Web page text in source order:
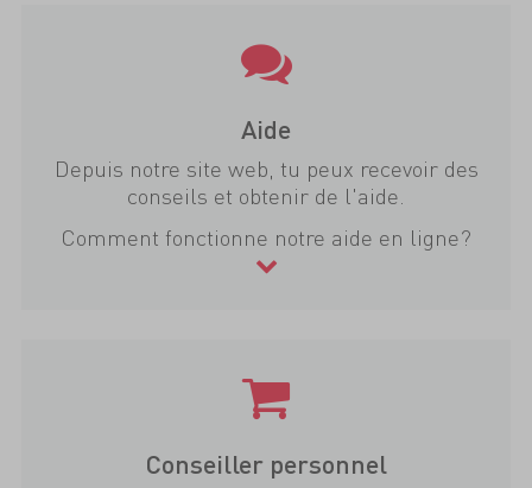
Aide
Depuis notre site web, tu peux recevoir des
conseils et obtenir de l'aide.
Comment fonctionne notre aide en ligne?
Conseiller personnel